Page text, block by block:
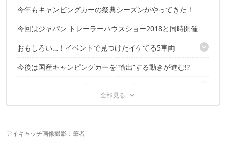
今年もキャンピングカーの祭典シーズンがやってきた！
今回はジャパン トレーラーハウスショー2018と同時開催
おもしろい…！イベントで見つけたイケてる5車両
① カトーモーター＜ビックボール＞
③ メルセデス・ベンツ＜V220 d Marco Polo HORIZON＞
④ M・Y・Sミスティック＜J-cabinHN＞
今後は国産キャンピングカーを”輸出”する動きが進む!?
アイキャッチ画像撮影：筆者